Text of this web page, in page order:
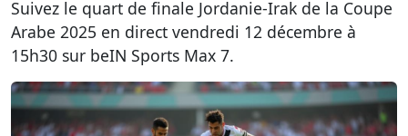
Suivez le quart de finale Jordanie-Irak de la Coupe
Arabe 2025 en direct vendredi 12 décembre à
15h30 sur beIN Sports Max 7.